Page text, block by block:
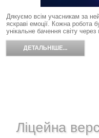
Дякуємо всім учасникам за
яскраві емоції. Кожна робота
унікальне бачення світу через
ДЕТАЛЬНІШЕ...
Ліцейна